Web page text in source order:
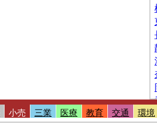
小売 三業 医療 教育 交通 環境